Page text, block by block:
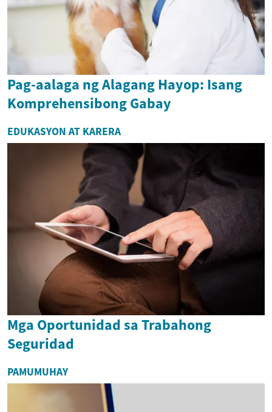
Pag-aalaga ng Alagang Hayop: Isang
Komprehensibong Gabay
EDUKASYON AT KARERA
Mga Oportunidad sa Trabahong
Seguridad
PAMUMUHAY